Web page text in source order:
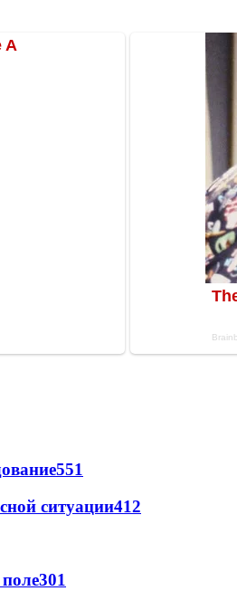
551
ситуации412
301